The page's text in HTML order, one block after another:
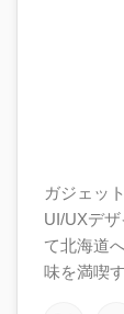
ガジェッ
UI/UXデ
て北海道
味を満喫